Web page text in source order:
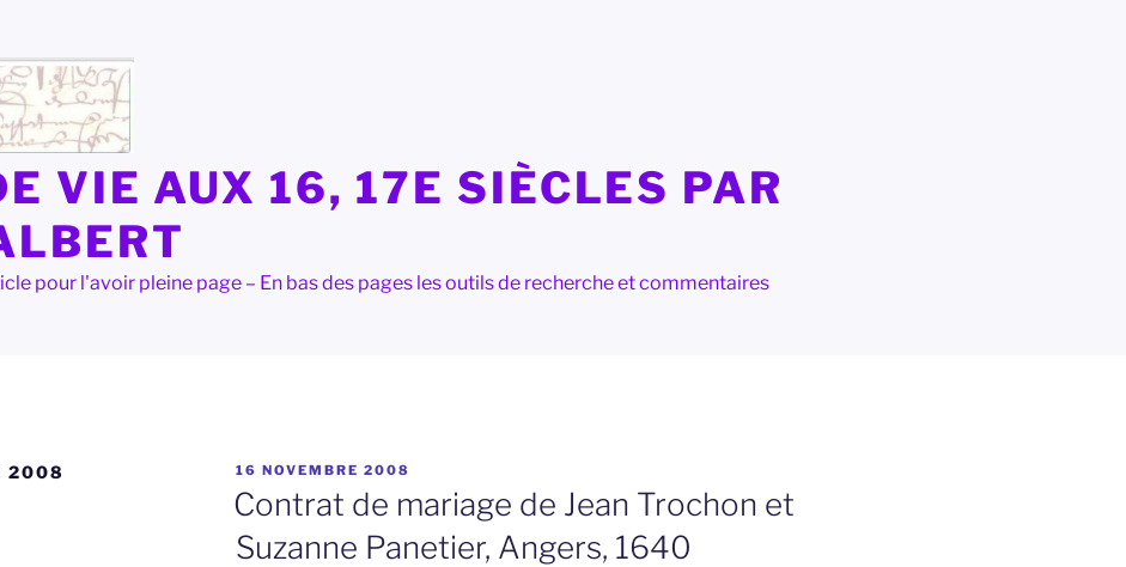
VIE AUX 16, 17E SIÈCLES PAR
pour l'avoir pleine page – En bas des pages les outils de recherche et commentaires
2008
PUBLIÉ
LE
16 NOVEMBRE 2008
Contrat de mariage de Jean Trochon et
Suzanne Panetier, Angers, 1640